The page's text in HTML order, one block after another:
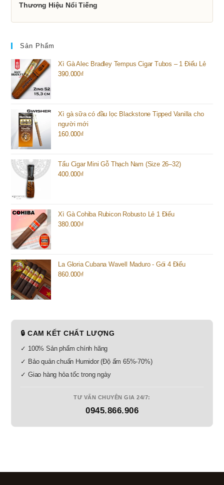
Thương Hiệu Nổi Tiếng
Sản Phẩm
Xì Gà Alec Bradley Tempus Cigar Tubos – 1 Điếu Lẻ
390.000₫
Xì gà sữa có đầu lọc Blackstone Tipped Vanilla cho
người mới
160.000₫
Tẩu Cigar Mini Gỗ Thạch Nam (Size 26–32)
400.000₫
Xì Gà Cohiba Rubicon Robusto Lẻ 1 Điếu
380.000₫
La Gloria Cubana Wavell Maduro - Gói 4 Điếu
860.000₫
🔒 CAM KẾT CHẤT LƯỢNG
✓ 100% Sản phẩm chính hãng
✓ Bảo quản chuẩn Humidor (Độ ẩm 65%-70%)
✓ Giao hàng hỏa tốc trong ngày
TƯ VẤN CHUYÊN GIA 24/7:
0945.866.906